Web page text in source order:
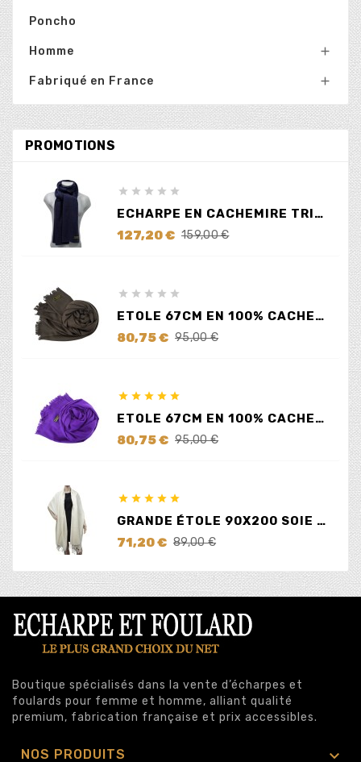
Poncho
Homme 
Fabriqué en France 
PROMOTIONS
    
ECHARPE EN CACHEMIRE TRICOTÉ BLEUE
127,20 € 159,00 €
    
ETOLE 67CM EN 100% CACHEMIRE MARRON
80,75 € 95,00 €
    
ETOLE 67CM EN 100% CACHEMIRE LILAS
80,75 € 95,00 €
    
GRANDE ÉTOLE 90X200 SOIE ET CACHEMIRE ÉCRUE
71,20 € 89,00 €
base
Boutique spécialisés dans la vente d’écharpes et
foulards pour femme et homme, alliant qualité
premium, fabrication française et prix accessibles.
NOS PRODUITS 